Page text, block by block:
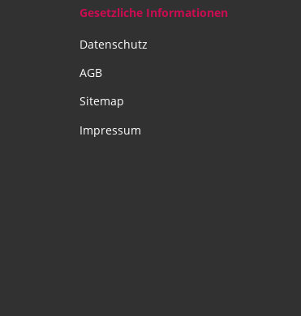
Gesetzliche Informationen
Datenschutz
AGB
Sitemap
Impressum